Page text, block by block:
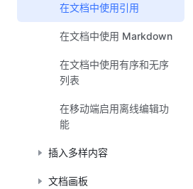
在文档中使用引用
在文档中使用 Markdown
在文档中使用有序和无序
列表
在移动端启用离线编辑功
能
插入多样内容
文档画板